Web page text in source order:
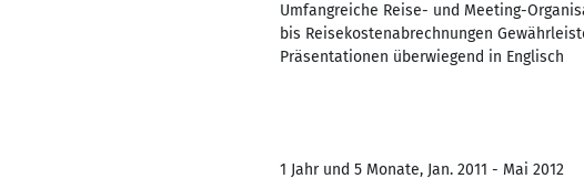
Umfangreiche Reise- und Meeting-
bis Reisekostenabrechnungen
Präsentationen überwiegend in Englisch
1 Jahr und 5 Monate, Jan. 2011 - Mai 2012